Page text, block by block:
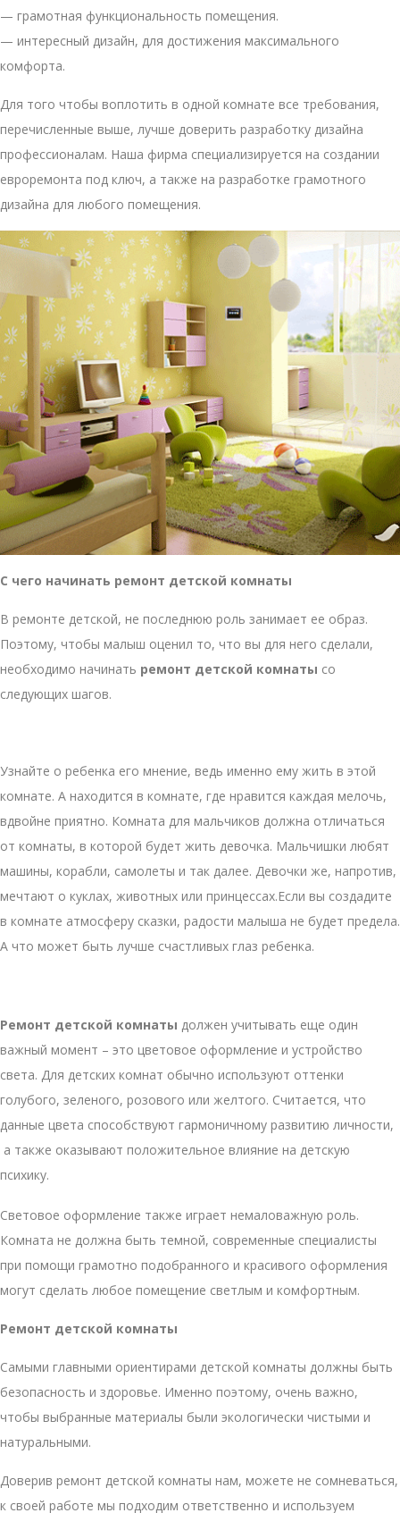
— грамотная функциональность помещения.
— интересный дизайн, для достижения максимального
комфорта.
Для того чтобы воплотить в одной комнате все требования,
перечисленные выше, лучше доверить разработку дизайна
профессионалам. Наша фирма специализируется на создании
евроремонта под ключ, а также на разработке грамотного
дизайна для любого помещения.
С чего начинать ремонт детской комнаты
В ремонте детской, не последнюю роль занимает ее образ.
Поэтому, чтобы малыш оценил то, что вы для него сделали,
необходимо начинать ремонт детской комнаты со
следующих шагов.
Узнайте о ребенка его мнение, ведь именно ему жить в этой
комнате. А находится в комнате, где нравится каждая мелочь,
вдвойне приятно. Комната для мальчиков должна отличаться
от комнаты, в которой будет жить девочка. Мальчишки любят
машины, корабли, самолеты и так далее. Девочки же, напротив,
мечтают о куклах, животных или принцессах.Если вы создадите
в комнате атмосферу сказки, радости малыша не будет предела.
А что может быть лучше счастливых глаз ребенка.
Ремонт детской комнаты должен учитывать еще один
важный момент – это цветовое оформление и устройство
света. Для детских комнат обычно используют оттенки
голубого, зеленого, розового или желтого. Считается, что
данные цвета способствуют гармоничному развитию личности,
а также оказывают положительное влияние на детскую
психику.
Световое оформление также играет немаловажную роль.
Комната не должна быть темной, современные специалисты
при помощи грамотно подобранного и красивого оформления
могут сделать любое помещение светлым и комфортным.
Ремонт детской комнаты
Самыми главными ориентирами детской комнаты должны быть
безопасность и здоровье. Именно поэтому, очень важно,
чтобы выбранные материалы были экологически чистыми и
натуральными.
Доверив ремонт детской комнаты нам, можете не сомневаться,
к своей работе мы подходим ответственно и используем